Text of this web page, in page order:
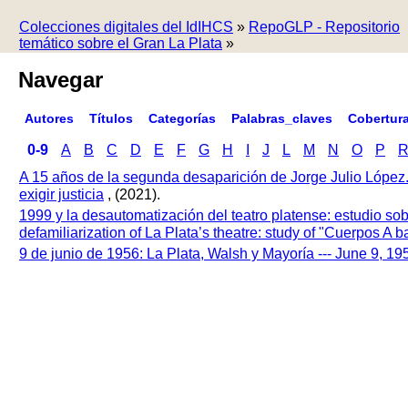
Colecciones digitales del IdIHCS » RepoGLP - Repositorio
temático sobre el Gran La Plata »
Navegar
Autores Títulos Categorías Palabras_claves
0-9 A B C D E F G H J L M N O P
R
A 15 años de la segunda desaparición de Jorge Julio
exigir justicia , (2021).
1999 y la desautomatización del teatro platense: estudio
defamiliarization of La Plata’s theatre: study of "Cuerpos A
9 de junio de 1956: La Plata, Walsh y Mayoría --- June 9,